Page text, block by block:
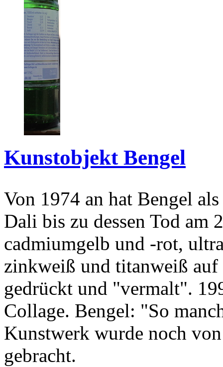
Kunstobjekt Bengel
Von 1974 an hat Bengel
Dali bis zu dessen Tod am
cadmiumgelb und -rot,
zinkweiß und titanweiß
gedrückt und "vermalt".
Collage. Bengel: "So
Kunstwerk wurde noch
gebracht.